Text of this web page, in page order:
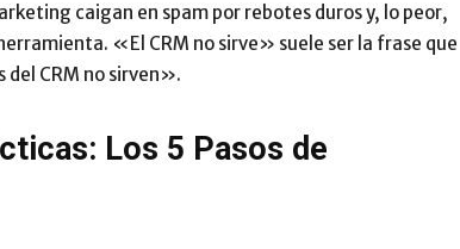
caigan en spam por rebotes duros y, lo peor,
«El CRM no sirve» suele ser la frase que
del CRM no sirven».
Los 5 Pasos de